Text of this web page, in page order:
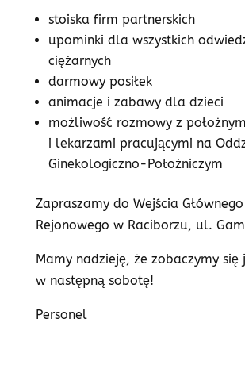
stoiska firm partnerskich
upominki dla wszystkich
ciężarnych
darmowy posiłek
animacje i zabawy dla dzieci
możliwość rozmowy z
i lekarzami pracującymi na
Ginekologiczno-Położniczym
Zapraszamy do Wejścia
Rejonowego w Raciborzu, ul.
Mamy nadzieję, że zobaczymy się
w następną sobotę!
Personel